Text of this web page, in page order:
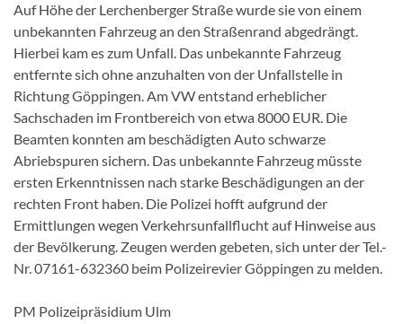
Auf Höhe der Lerchenberger Straße wurde sie von einem
unbekannten Fahrzeug an den Straßenrand abgedrängt.
Hierbei kam es zum Unfall. Das unbekannte Fahrzeug
entfernte sich ohne anzuhalten von der Unfallstelle in
Richtung Göppingen. Am VW entstand erheblicher
Sachschaden im Frontbereich von etwa 8000 EUR. Die
Beamten konnten am beschädigten Auto schwarze
Abriebspuren sichern. Das unbekannte Fahrzeug müsste
ersten Erkenntnissen nach starke Beschädigungen an der
rechten Front haben. Die Polizei hofft aufgrund der
Ermittlungen wegen Verkehrsunfallflucht auf Hinweise aus
der Bevölkerung. Zeugen werden gebeten, sich unter der Tel.-
Nr. 07161-632360 beim Polizeirevier Göppingen zu melden.
PM Polizeipräsidium Ulm